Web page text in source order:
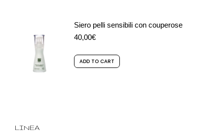
Siero pelli sensibili con couperose
40,00€
ADD TO CART
LINEA